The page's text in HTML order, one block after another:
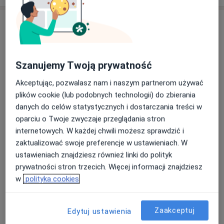
Usługi i ceny
Konsultacja okulistyczna
Badania dna oka
50 zł Szczegóły
Badania okulistyczne
Od 50 zł Szczegóły
Badanie pola widzenia
50 zł Szczegóły
Szczegóły
Szanujemy Twoją prywatność
Akceptując, pozwalasz nam i naszym partnerom używać
plików cookie (lub podobnych technologii) do zbierania
danych do celów statystycznych i dostarczania treści w
oparciu o Twoje zwyczaje przeglądania stron
internetowych. W każdej chwili możesz sprawdzić i
zaktualizować swoje preferencje w ustawieniach. W
ustawieniach znajdziesz również linki do polityk
prywatności stron trzecich. Więcej informacji znajdziesz
w polityka cookies
Edytuj ustawienia Zaakceptuj